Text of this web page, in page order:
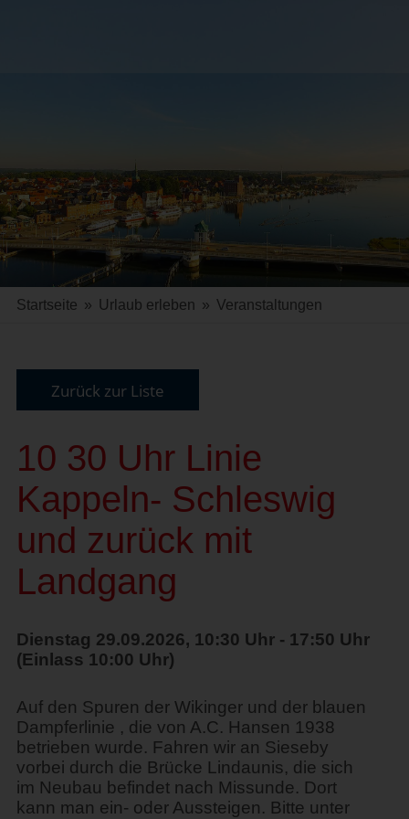
Startseite » Urlaub erleben » Veranstaltungen
Zurück zur Liste
10 30 Uhr Linie
Kappeln- Schleswig
und zurück mit
Landgang
Dienstag 29.09.2026, 10:30 Uhr - 17:50 Uhr
(Einlass 10:00 Uhr)
Auf den Spuren der Wikinger und der blauen
Dampferlinie , die von A.C. Hansen 1938
betrieben wurde. Fahren wir an Sieseby
vorbei durch die Brücke Lindaunis, die sich
im Neubau befindet nach Missunde. Dort
kann man ein- oder Aussteigen. Bitte unter